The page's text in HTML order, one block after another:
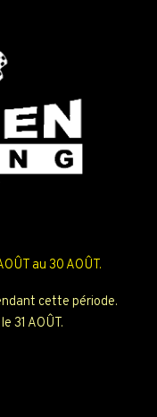
au 30 AOÛT.
cette période.
31 AOÛT.